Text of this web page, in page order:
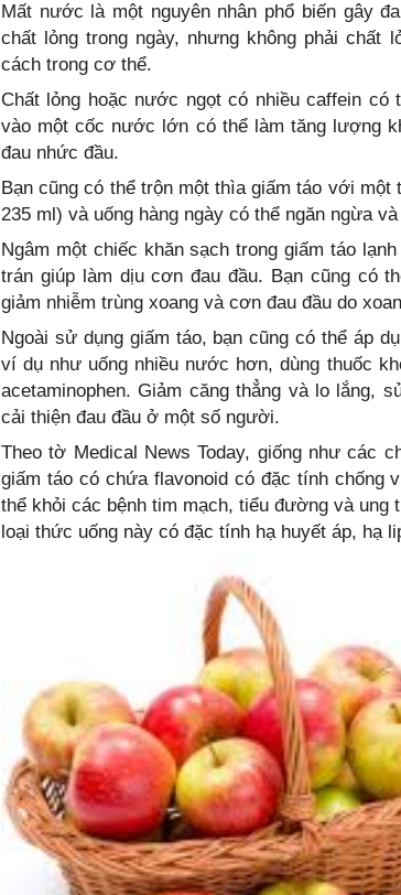
Mất nước là một nguyên nhân phổ biến gây
chất lỏng trong ngày, nhưng không phải chất
cách trong cơ thể.
Chất lỏng hoặc nước ngọt có nhiều caffein có
vào một cốc nước lớn có thể làm tăng lượng
đau nhức đầu.
Bạn cũng có thể trộn một thìa giấm táo với
235 ml) và uống hàng ngày có thể ngăn ngừa
Ngâm một chiếc khăn sạch trong giấm táo
trán giúp làm dịu cơn đau đầu. Bạn cũng có
giảm nhiễm trùng xoang và cơn đau đầu do
Ngoài sử dụng giấm táo, bạn cũng có thể áp
ví dụ như uống nhiều nước hơn, dùng thuốc
acetaminophen. Giảm căng thẳng và lo lắng,
cải thiện đau đầu ở một số người.
Theo tờ Medical News Today, giống như các
giấm táo có chứa flavonoid có đặc tính chống
thể khỏi các bệnh tim mạch, tiểu đường và
loại thức uống này có đặc tính hạ huyết áp, hạ